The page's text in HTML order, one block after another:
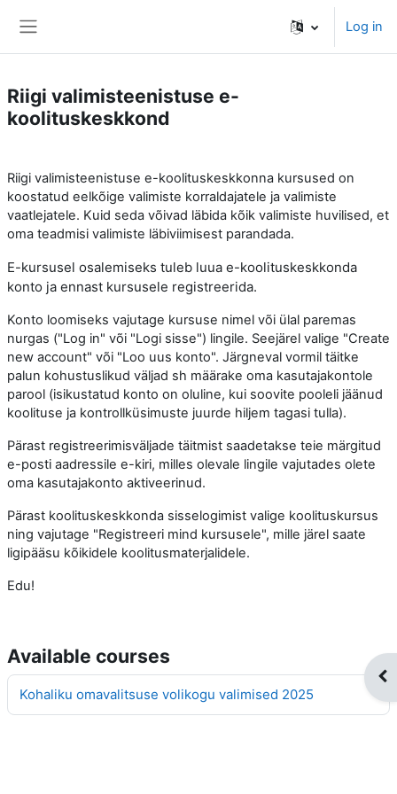
Log in
Riigi valimisteenistuse e-
koolituskeskkond
Riigi valimisteenistuse e-koolituskeskkonna kursused on
koostatud eelkõige valimiste korraldajatele ja valimiste
vaatlejatele. Kuid seda võivad läbida kõik valimiste huvilised, et
oma teadmisi valimiste läbiviimisest parandada.
E-kursusel osalemiseks tuleb luua e-koolituskeskkonda
konto ja ennast kursusele registreerida.
Konto loomiseks vajutage kursuse nimel või ülal paremas
nurgas ("Log in" või "Logi sisse") lingile. Seejärel valige "Create
new account" või "Loo uus konto". Järgneval vormil täitke
palun kohustuslikud väljad sh määrake oma kasutajakontole
parool (isikustatud konto on oluline, kui soovite pooleli jäänud
koolituse ja kontrollküsimuste juurde hiljem tagasi tulla).
Pärast registreerimisväljade täitmist saadetakse teie märgitud
e-posti aadressile e-kiri, milles olevale lingile vajutades olete
oma kasutajakonto aktiveerinud.
Pärast koolituskeskkonda sisselogimist valige koolituskursus
ning vajutage "Registreeri mind kursusele", mille järel saate
ligipääsu kõikidele koolitusmaterjalidele.
Edu!
Available courses
Kohaliku omavalitsuse volikogu valimised 2025